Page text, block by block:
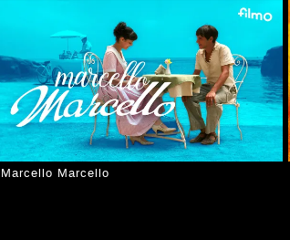
Marcello Marcello